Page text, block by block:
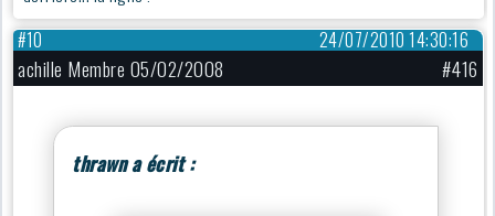
24/07/2010 14:30:16
#10
achille Membre 05/02/2008 #416
thrawn a écrit :